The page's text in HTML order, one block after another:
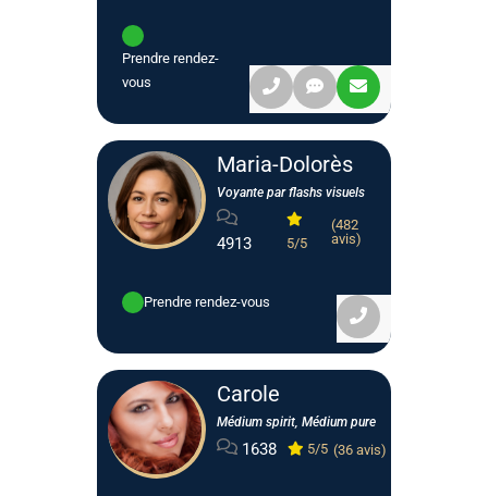
Prendre rendez-
vous
Maria-Dolorès
Voyante par flashs visuels
4913 5/5
(482
avis)
Prendre rendez-vous
Carole
Médium spirit, Médium pure
1638 5/5 (36 avis)